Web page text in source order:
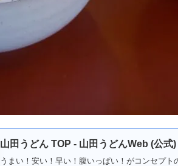
山田うどん TOP - 山田うどんWeb (公式)
うまい！安い！早い！腹いっぱい！がコンセプ